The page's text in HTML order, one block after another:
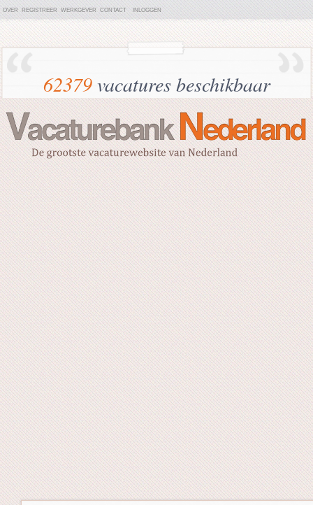
OVER REGISTREER WERKGEVER CONTACT INLOGGEN
62379vacatures beschikbaar